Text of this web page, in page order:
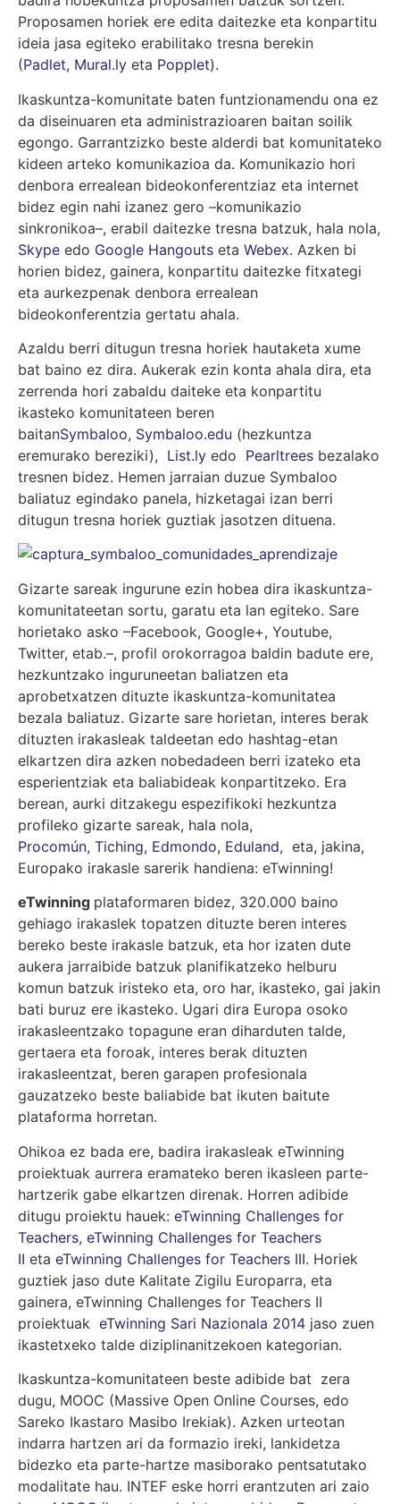
Proposamen horiek ere edita daitezke eta konpartitu
ideia jasa egiteko erabilitako tresna berekin
(Padlet, Mural.ly eta Popplet).
Ikaskuntza-komunitate baten funtzionamendu ona ez
da diseinuaren eta administrazioaren baitan soilik
egongo. Garrantzizko beste alderdi bat komunitateko
kideen arteko komunikazioa da. Komunikazio hori
denbora errealean bideokonferentziaz eta internet
bidez egin nahi izanez gero –komunikazio
sinkronikoa–, erabil daitezke tresna batzuk, hala nola,
Skype edo Google Hangouts eta Webex. Azken bi
horien bidez, gainera, konpartitu daitezke fitxategi
eta aurkezpenak denbora errealean
bideokonferentzia gertatu ahala.
Azaldu berri ditugun tresna horiek hautaketa xume
bat baino ez dira. Aukerak ezin konta ahala dira, eta
zerrenda hori zabaldu daiteke eta konpartitu
ikasteko komunitateen beren
baitanSymbaloo, Symbaloo.edu (hezkuntza
eremurako bereziki), List.ly edo Pearltrees bezalako
tresnen bidez. Hemen jarraian duzue Symbaloo
baliatuz egindako panela, hizketagai izan berri
ditugun tresna horiek guztiak jasotzen dituena.
Gizarte sareak ingurune ezin hobea dira ikaskuntza-
komunitateetan sortu, garatu eta lan egiteko. Sare
horietako asko –Facebook, Google+, Youtube,
Twitter, etab.–, profil orokorragoa baldin badute ere,
hezkuntzako inguruneetan baliatzen eta
aprobetxatzen dituzte ikaskuntza-komunitatea
bezala baliatuz. Gizarte sare horietan, interes berak
dituzten irakasleak taldeetan edo hashtag-etan
elkartzen dira azken nobedadeen berri izateko eta
esperientziak eta baliabideak konpartitzeko. Era
berean, aurki ditzakegu espezifikoki hezkuntza
profileko gizarte sareak, hala nola,
Procomún, Tiching, Edmondo, Eduland, eta, jakina,
Europako irakasle sarerik handiena: eTwinning!
eTwinning plataformaren bidez, 320.000 baino
gehiago irakaslek topatzen dituzte beren interes
bereko beste irakasle batzuk, eta hor izaten dute
aukera jarraibide batzuk planifikatzeko helburu
komun batzuk iristeko eta, oro har, ikasteko, gai jakin
bati buruz ere ikasteko. Ugari dira Europa osoko
irakasleentzako topagune eran diharduten talde,
gertaera eta foroak, interes berak dituzten
irakasleentzat, beren garapen profesionala
gauzatzeko beste baliabide bat ikuten baitute
plataforma horretan.
Ohikoa ez bada ere, badira irakasleak eTwinning
proiektuak aurrera eramateko beren ikasleen parte-
hartzerik gabe elkartzen direnak. Horren adibide
ditugu proiektu hauek: eTwinning Challenges for
Teachers, eTwinning Challenges for Teachers
II eta eTwinning Challenges for Teachers III. Horiek
guztiek jaso dute Kalitate Zigilu Europarra, eta
gainera, eTwinning Challenges for Teachers II
proiektuak eTwinning Sari Nazionala 2014 jaso zuen
ikastetxeko talde diziplinanitzekoen kategorian.
Ikaskuntza-komunitateen beste adibide bat zera
dugu, MOOC (Massive Open Online Courses, edo
Sareko Ikastaro Masibo Irekiak). Azken urteotan
indarra hartzen ari da formazio ireki, lankidetza
bidezko eta parte-hartze masiborako pentsatutako
modalitate hau. INTEF eske horri erantzuten ari zaio